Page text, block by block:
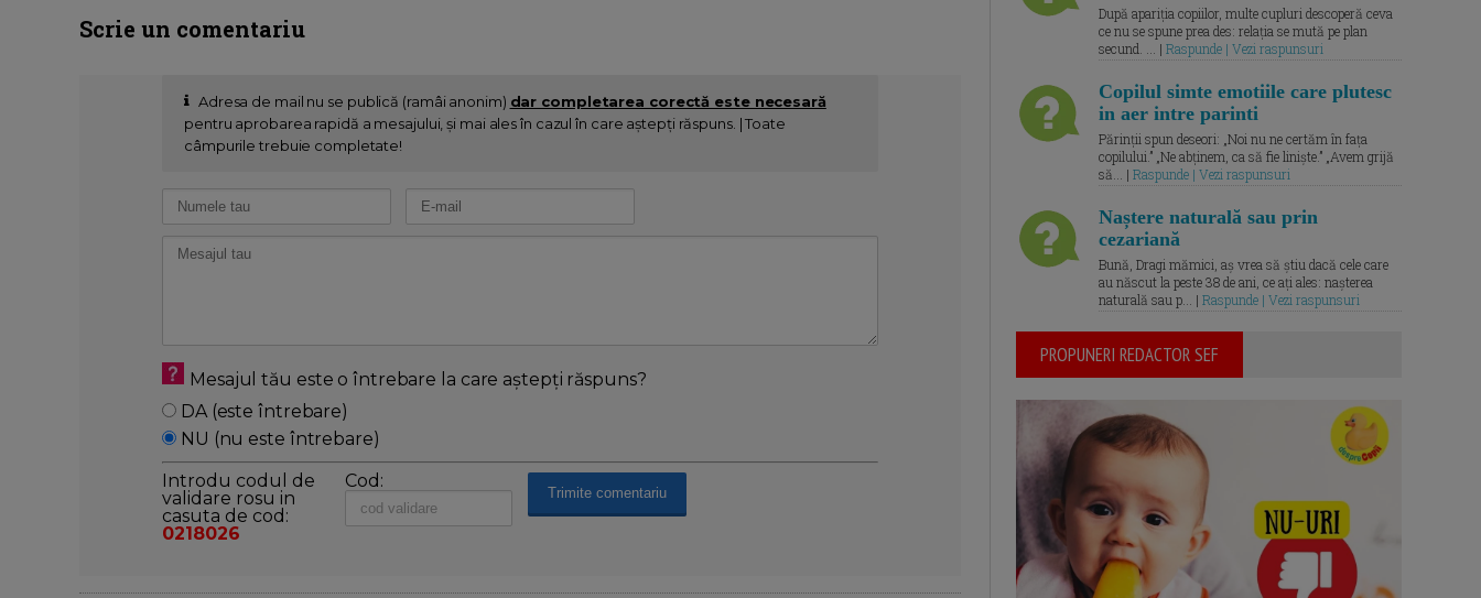
Scrie un comentariu
Adresa de mail nu se publică (ramâi anonim) dar completarea corectă este necesară
pentru aprobarea rapidă a mesajului, și mai ales în cazul în care aștepți răspuns. | Toate
câmpurile trebuie completate!
Mesajul tău este o întrebare la care aștepți răspuns?
DA (este întrebare)
NU (nu este întrebare)
Introdu codul de
validare rosu in
casuta de cod:
0218026
Cod:
După apariția copiilor, multe cupluri descoperă ceva
ce nu se spune prea des: relația se mută pe plan
secund. ... | Raspunde | Vezi raspunsuri
Copilul simte emotiile care plutesc
in aer intre parinti
Părinții spun deseori: „Noi nu ne certăm în fața
copilului.” „Ne abținem, ca să fie liniște.” „Avem grijă
să... | Raspunde | Vezi raspunsuri
Naștere naturală sau prin
cezariană
Bună, Dragi mămici, aș vrea să știu dacă cele care
au născut la peste 38 de ani, ce ați ales: nașterea
naturală sau p... | Raspunde | Vezi raspunsuri
PROPUNERI REDACTOR SEF